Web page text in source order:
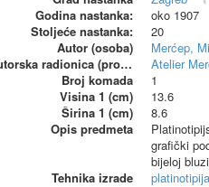
Godina nastanka:
oko 1907
Stoljeće nastanka:
20
Autor (osoba)
Merćep,
Autorska radionica (proizvođač)
Atelier
Broj komada
1
Visina 1 (cm)
13.6
Širina 1 (cm)
8.6
Opis predmeta
grafički
bijeloj
Tehnika izrade
platinotipija